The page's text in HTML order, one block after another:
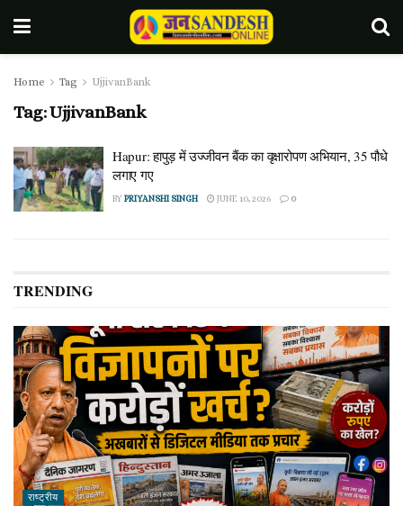
Home Tag UjjivanBank
Tag:UjjivanBank
Hapur: हापुड़ में उज्जीवन बैंक का वृक्षारोपण अभियान, 35 पौधे
लगाए गए
BYPRIYANSHI SINGH JUNE 10, 2026 0
TRENDING
राष्ट्रीय